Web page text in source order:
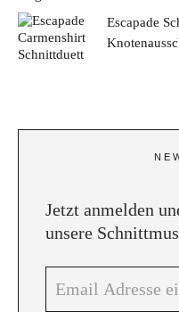
Escapade
Jetzt anmelden
unsere